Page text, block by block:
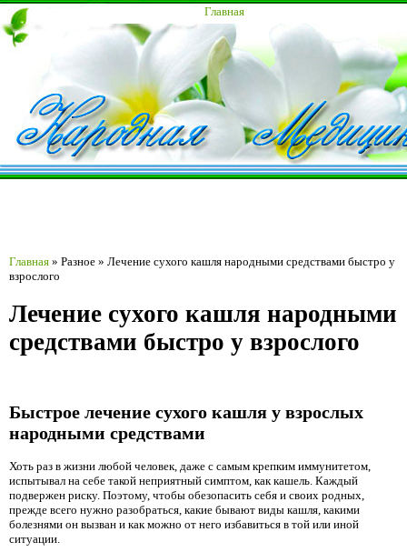
Главная
Главная » Разное » Лечение сухого кашля народными средствами быстро у
взрослого
Лечение сухого кашля народными
средствами быстро у взрослого
Быстрое лечение сухого кашля у взрослых
народными средствами
Хоть раз в жизни любой человек, даже с самым крепким иммунитетом,
испытывал на себе такой неприятный симптом, как кашель. Каждый
подвержен риску. Поэтому, чтобы обезопасить себя и своих родных,
прежде всего нужно разобраться, какие бывают виды кашля, какими
болезнями он вызван и как можно от него избавиться в той или иной
ситуации.